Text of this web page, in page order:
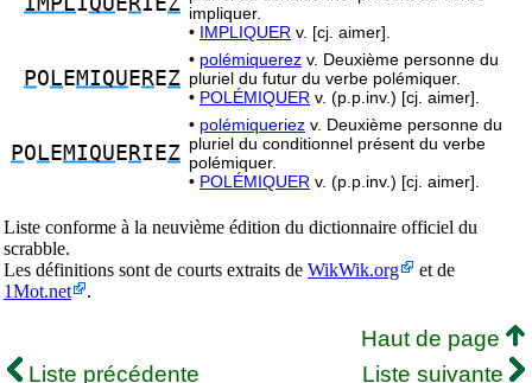
impliquer.
• IMPLIQUER v. [cj. aimer].
PO L EMIQU E REZ
• polémiquerez v. Deuxième personne du
pluriel du futur du verbe polémiquer.
• POLÉMIQUER v. (p.p.inv.) [cj. aimer].
PO L EMIQU E RIEZ
• polémiqueriez v. Deuxième personne du
pluriel du conditionnel présent du verbe
polémiquer.
• POLÉMIQUER v. (p.p.inv.) [cj. aimer].
Liste conforme à la neuvième édition du dictionnaire officiel du
scrabble.
Les définitions sont de courts extraits de WikWik.org
et de
1Mot.net
.
Haut de page
Liste précédente
Liste suivante